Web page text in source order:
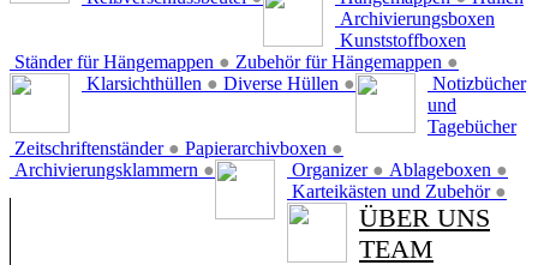
Ständer für Hängemappen ● Zubehör für Hängemappen ●
Klarsichthüllen ● Diverse Hüllen ●
Archivierungsboxen
Zeitschriftenständer ● Papierarchivboxen ●
Archivierungsklammern ●
Kunststoffboxen
Organizer ● Ablageboxen ●
Karteikästen und Zubehör ●
Notizbücher
und
Tagebücher
ÜBER UNS
TEAM